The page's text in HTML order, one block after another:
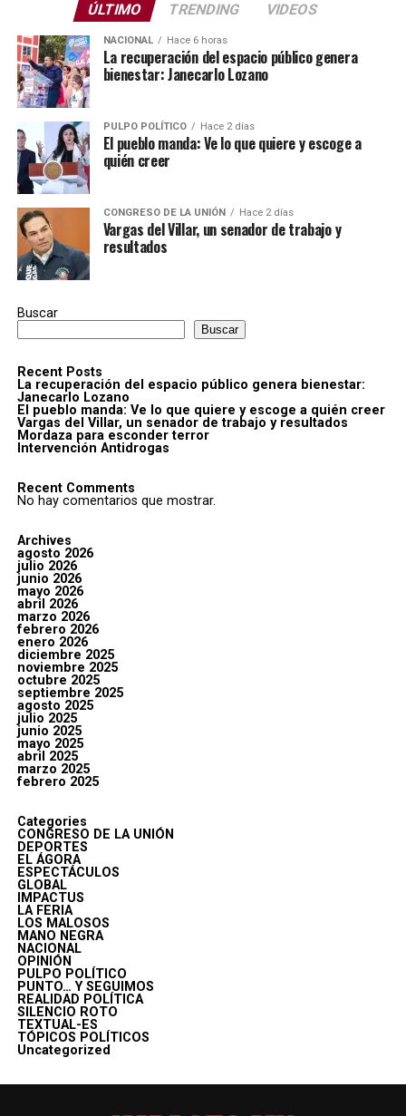
ÚLTIMO TRENDING VIDEOS
NACIONAL Hace 6 horas
La recuperación del espacio público genera
bienestar: Janecarlo Lozano
PULPO POLÍTICO Hace 2 días
El pueblo manda: Ve lo que quiere y escoge a
quién creer
CONGRESO DE LA UNIÓN Hace 2 días
Vargas del Villar, un senador de trabajo y
resultados
Buscar
Buscar
Recent Posts
La recuperación del espacio público genera bienestar:
Janecarlo Lozano
El pueblo manda: Ve lo que quiere y escoge a quién creer
Vargas del Villar, un senador de trabajo y resultados
Mordaza para esconder terror
Intervención Antidrogas
Recent Comments
No hay comentarios que mostrar.
Archives
agosto 2026
julio 2026
junio 2026
mayo 2026
abril 2026
marzo 2026
febrero 2026
enero 2026
diciembre 2025
noviembre 2025
octubre 2025
septiembre 2025
agosto 2025
julio 2025
junio 2025
mayo 2025
abril 2025
marzo 2025
febrero 2025
Categories
CONGRESO DE LA UNIÓN
DEPORTES
EL ÁGORA
ESPECTÁCULOS
GLOBAL
IMPACTUS
LA FERIA
LOS MALOSOS
MANO NEGRA
NACIONAL
OPINIÓN
PULPO POLÍTICO
PUNTO… Y SEGUIMOS
REALIDAD POLÍTICA
SILENCIO ROTO
TEXTUAL-ES
TÓPICOS POLÍTICOS
Uncategorized